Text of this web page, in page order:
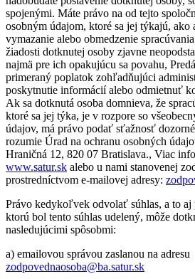
spojenými. Máte právo na od tejto
osobným údajom, ktoré sa jej týkajú, ako
vymazanie alebo obmedzenie
žiadosti dotknutej osoby zjavne
najmä pre ich opakujúcu sa povahu,
primeraný poplatok zohľadňujúci
poskytnutie informácií alebo odmietnuť
Ak sa dotknutá osoba domnieva, že
ktoré sa jej týka, je v rozpore so
údajov, má právo podať sťažnosť
rozumie Úrad na ochranu osobných
Hraničná 12, 820 07 Bratislava., Viac
www.satur.sk alebo u nami stanovenej
prostredníctvom e-mailovej adresy:
Právo kedykoľvek odvolať súhlas, a to aj
ktorú bol tento súhlas udelený, môže
nasledujúcimi spôsobmi:
a) emailovou správou zaslanou na adresu
zodpovednaosoba@ba.satur.sk